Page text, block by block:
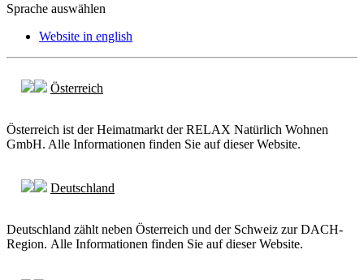
Sprache auswählen
Website in english
Österreich
Österreich ist der Heimatmarkt der RELAX Natürlich Wohnen
GmbH. Alle Informationen finden Sie auf dieser Website.
Deutschland
Deutschland zählt neben Österreich und der Schweiz zur DACH-
Region. Alle Informationen finden Sie auf dieser Website.